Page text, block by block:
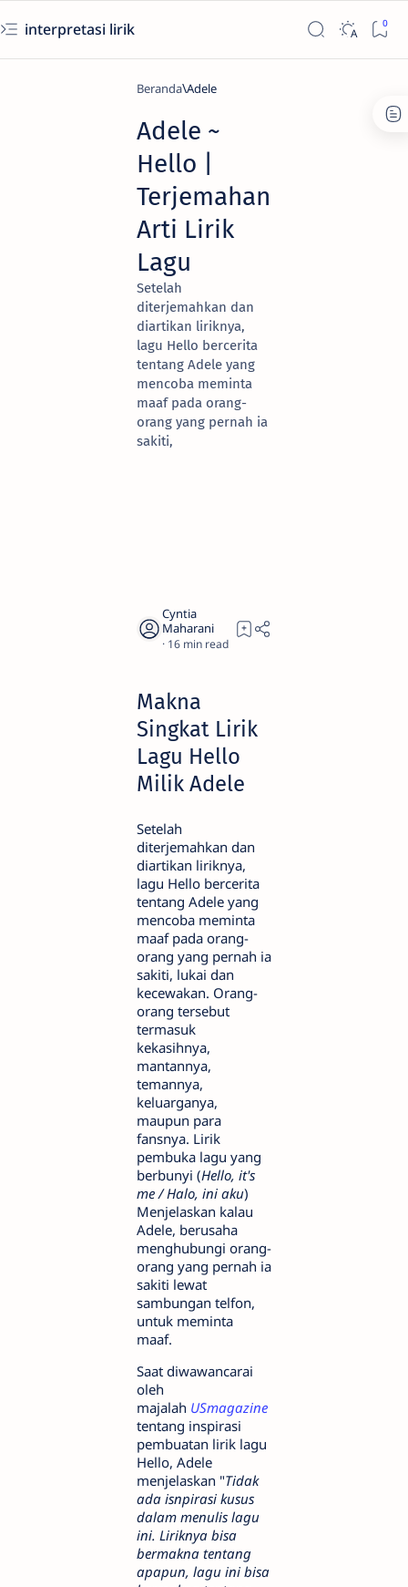
interpretasi lirik
Beranda Adele
Adele ~
Hello |
Terjemahan
Arti Lirik
Lagu
Setelah
diterjemahkan dan
diartikan liriknya,
lagu Hello bercerita
tentang Adele yang
mencoba meminta
maaf pada orang-
orang yang pernah ia
sakiti,
16
Makna
Singkat Lirik
Lagu Hello
Milik Adele
Setelah
diterjemahkan dan
diartikan liriknya,
lagu Hello bercerita
tentang Adele yang
mencoba meminta
maaf pada orang-
orang yang pernah ia
sakiti, lukai dan
kecewakan. Orang-
orang tersebut
termasuk
kekasihnya,
mantannya,
temannya,
keluarganya,
maupun para
fansnya. Lirik
pembuka lagu yang
berbunyi (Hello, it's
me / Halo, ini aku)
Menjelaskan kalau
Adele, berusaha
menghubungi orang-
orang yang pernah ia
sakiti lewat
sambungan telfon,
untuk meminta
maaf.
Saat diwawancarai
oleh
majalah USmagazine
tentang inspirasi
pembuatan lirik lagu
Hello, Adele
menjelaskan "Tidak
ada isnpirasi kusus
dalam menulis lagu
ini. Liriknya bisa
bermakna tentang
apapun, lagu ini bisa